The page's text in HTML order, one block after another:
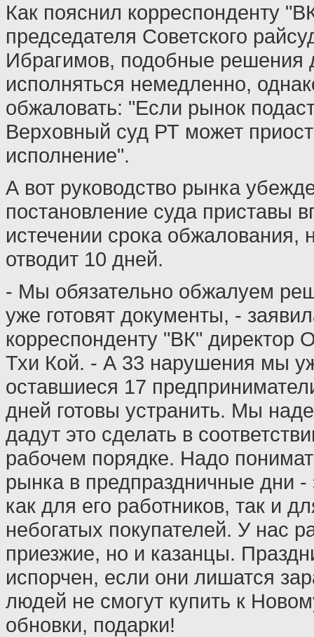
Как пояснил корреспонденту
председателя Советского
Ибрагимов, подобные решения
исполняться немедленно,
обжаловать: "Если рынок
Верховный суд РТ может
исполнение".
А вот руководство рынка
постановление суда приставы
истечении срока обжалования,
отводит 10 дней.
- Мы обязательно обжалуем
уже готовят документы, -
корреспонденту "ВК"
Тхи Кой. - А 33 нарушения мы
оставшиеся 17
дней готовы устранить. Мы
дадут это сделать в
рабочем порядке. Надо
рынка в предпраздничные дни
как для его работников, так и
небогатых покупателей. У нас
приезжие, но и казанцы.
испорчен, если они лишатся
людей не смогут купить к
обновки, подарки!